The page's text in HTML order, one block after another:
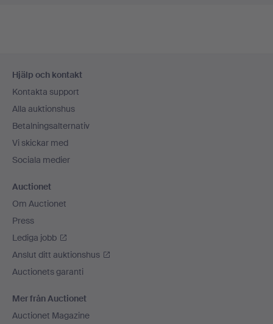
Hjälp och kontakt
Kontakta support
Alla auktionshus
Betalningsalternativ
Vi skickar med
Sociala medier
Auctionet
Om Auctionet
Press
Lediga jobb
Anslut ditt auktionshus
Auctionets garanti
Mer från Auctionet
Auctionet Magazine